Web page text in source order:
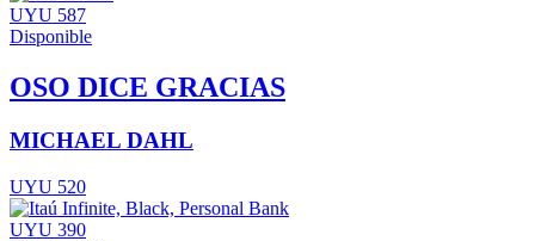
UYU 587
Disponible
OSO DICE GRACIAS
MICHAEL DAHL
UYU 520
UYU 390